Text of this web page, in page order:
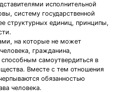
исполнительной
систему государственной
структурных единиц, принципы,
на которые не может
гражданина,
самоутвердиться в
Вместе с тем отношения
обязанностью
человека.